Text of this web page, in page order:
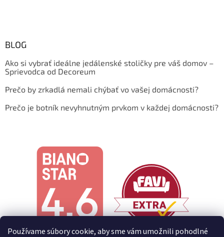
Používame súbory cookie, aby sme vám umožnili pohodlné
BLOG
Ako si vybrať ideálne jedálenské stoličky pre váš domov –
Sprievodca od Decoreum
Prečo by zrkadlá nemali chýbať vo vašej domácnosti?
Prečo je botník nevyhnutným prvkom v každej domácnosti?